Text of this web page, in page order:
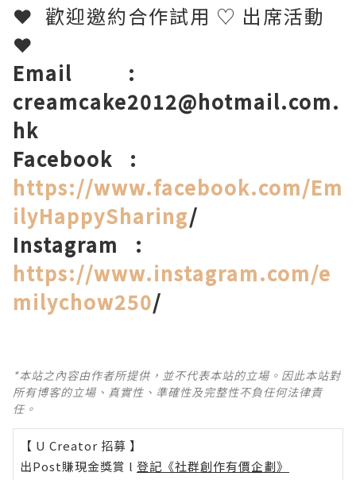
❤ 歡迎邀約合作試用 ♡ 出席活動
❤
Email
:
creamcake2012@hotmail.com.
hk
Facebook
:
https://www.facebook.com/Em
ilyHappySharing/
Instagram
:
https://www.instagram.com/e
milychow250/
*本站之內容由作者所提供，並不代表本站的立場。因此本站對
所有博客的立場、真實性、準確性及完整性不負任何法律責
任。
【 U Creator 招募 】
出Post賺現金獎賞 l 登記《社群創作有價企劃》